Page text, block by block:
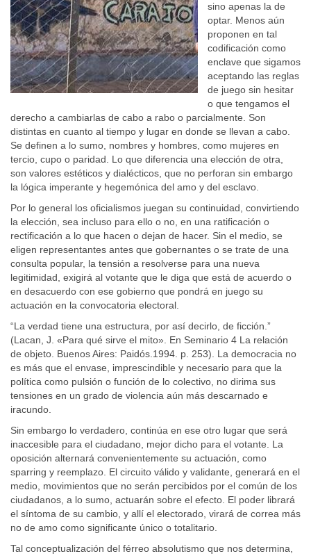
sino apenas la de
optar. Menos aún
proponen en tal
codificación como
enclave que sigamos
aceptando las reglas
de juego sin hesitar
o que tengamos el
derecho a cambiarlas de cabo a rabo o parcialmente. Son
distintas en cuanto al tiempo y lugar en donde se llevan a cabo.
Se definen a lo sumo, nombres y hombres, como mujeres en
tercio, cupo o paridad. Lo que diferencia una elección de otra,
son valores estéticos y dialécticos, que no perforan sin embargo
la lógica imperante y hegemónica del amo y del esclavo.
Por lo general los oficialismos juegan su continuidad, convirtiendo
la elección, sea incluso para ello o no, en una ratificación o
rectificación a lo que hacen o dejan de hacer. Sin el medio, se
eligen representantes antes que gobernantes o se trate de una
consulta popular, la tensión a resolverse para una nueva
legitimidad, exigirá al votante que le diga que está de acuerdo o
en desacuerdo con ese gobierno que pondrá en juego su
actuación en la convocatoria electoral.
“La verdad tiene una estructura, por así decirlo, de ficción.”
(Lacan, J. «Para qué sirve el mito». En Seminario 4 La relación
de objeto. Buenos Aires: Paidós.1994. p. 253). La democracia no
es más que el envase, imprescindible y necesario para que la
política como pulsión o función de lo colectivo, no dirima sus
tensiones en un grado de violencia aún más descarnado e
iracundo.
Sin embargo lo verdadero, continúa en ese otro lugar que será
inaccesible para el ciudadano, mejor dicho para el votante. La
oposición alternará convenientemente su actuación, como
sparring y reemplazo. El circuito válido y validante, generará en el
medio, movimientos que no serán percibidos por el común de los
ciudadanos, a lo sumo, actuarán sobre el efecto. El poder librará
el síntoma de su cambio, y allí el electorado, virará de correa más
no de amo como significante único o totalitario.
Tal conceptualización del férreo absolutismo que nos determina,